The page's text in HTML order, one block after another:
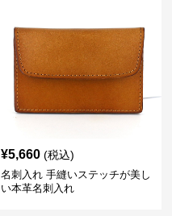
¥5,660 (税込)
名刺入れ 手縫いステッチが美し
い本革名刺入れ